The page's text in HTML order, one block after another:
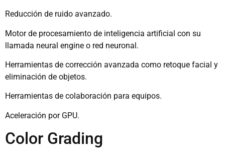
Reducción de ruido avanzado.
Motor de procesamiento de inteligencia artificial con su
llamada neural engine o red neuronal.
Herramientas de corrección avanzada como retoque facial y
eliminación de objetos.
Herramientas de colaboración para equipos.
Aceleración por GPU.
Color Grading